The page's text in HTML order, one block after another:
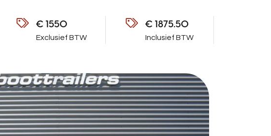
€ 1550
Exclusief BTW
€ 1875.50
Inclusief BTW